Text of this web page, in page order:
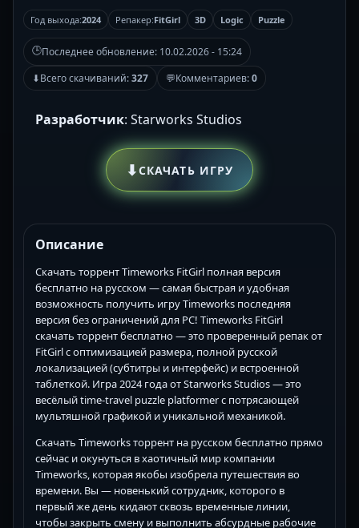
Год выхода:2024 Репакер:FitGirl 3D Logic Puzzle
🕒Последнее обновление: 10.02.2026 - 15:24
⬇Всего скачиваний:327 💬Комментариев:0
Разработчик: Starworks Studios
⬇СКАЧАТЬ ИГРУ
Описание
Скачать торрент Timeworks FitGirl полная версия
бесплатно на русском — самая быстрая и удобная
возможность получить игру Timeworks последняя
версия без ограничений для PC! Timeworks FitGirl
скачать торрент бесплатно — это проверенный репак от
FitGirl с оптимизацией размера, полной русской
локализацией (субтитры и интерфейс) и встроенной
таблеткой. Игра 2024 года от Starworks Studios — это
весёлый time-travel puzzle platformer с потрясающей
мультяшной графикой и уникальной механикой.
Скачать Timeworks торрент на русском бесплатно прямо
сейчас и окунуться в хаотичный мир компании
Timeworks, которая якобы изобрела путешествия во
времени. Вы — новенький сотрудник, которого в
первый же день кидают сквозь временные линии,
чтобы закрыть смену и выполнить абсурдные рабочие